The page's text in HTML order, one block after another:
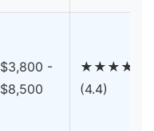
$3,800 -
$8,500
★★★★☆
(4.4)